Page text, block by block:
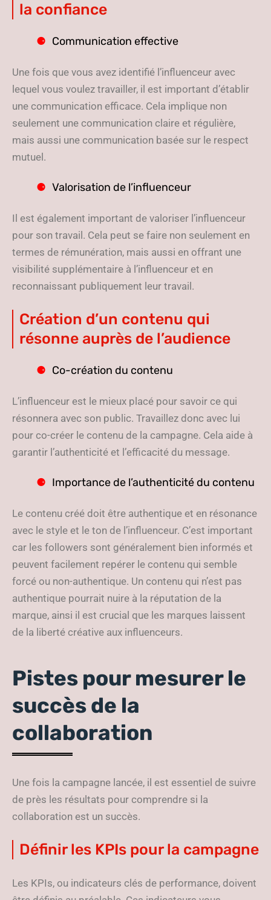
la confiance
Communication effective
Une fois que vous avez identifié l’influenceur avec
lequel vous voulez travailler, il est important d’établir
une communication efficace. Cela implique non
seulement une communication claire et régulière,
mais aussi une communication basée sur le respect
mutuel.
Valorisation de l’influenceur
Il est également important de valoriser l’influenceur
pour son travail. Cela peut se faire non seulement en
termes de rémunération, mais aussi en offrant une
visibilité supplémentaire à l’influenceur et en
reconnaissant publiquement leur travail.
Création d’un contenu qui
résonne auprès de l’audience
Co-création du contenu
L’influenceur est le mieux placé pour savoir ce qui
résonnera avec son public. Travaillez donc avec lui
pour co-créer le contenu de la campagne. Cela aide à
garantir l’authenticité et l’efficacité du message.
Importance de l’authenticité du contenu
Le contenu créé doit être authentique et en résonance
avec le style et le ton de l’influenceur. C’est important
car les followers sont généralement bien informés et
peuvent facilement repérer le contenu qui semble
forcé ou non-authentique. Un contenu qui n’est pas
authentique pourrait nuire à la réputation de la
marque, ainsi il est crucial que les marques laissent
de la liberté créative aux influenceurs.
Pistes pour mesurer le
succès de la
collaboration
Une fois la campagne lancée, il est essentiel de suivre
de près les résultats pour comprendre si la
collaboration est un succès.
Définir les KPIs pour la campagne
Les KPIs, ou indicateurs clés de performance, doivent